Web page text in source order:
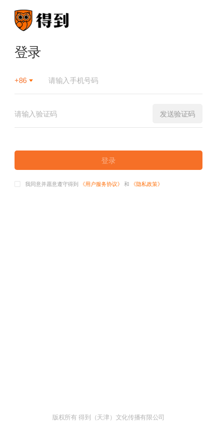
登录
+86
发送验证码
登录
我同意并愿意遵守得到 《用户服务协议》 和 《隐私政策》
版权所有 得到（天津）文化传播有限公司